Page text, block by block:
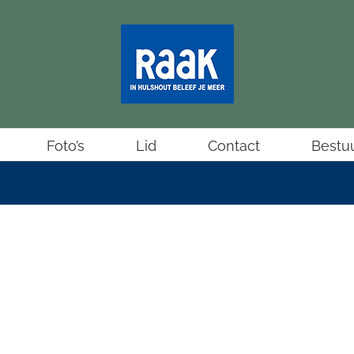
Foto’s Lid Contact